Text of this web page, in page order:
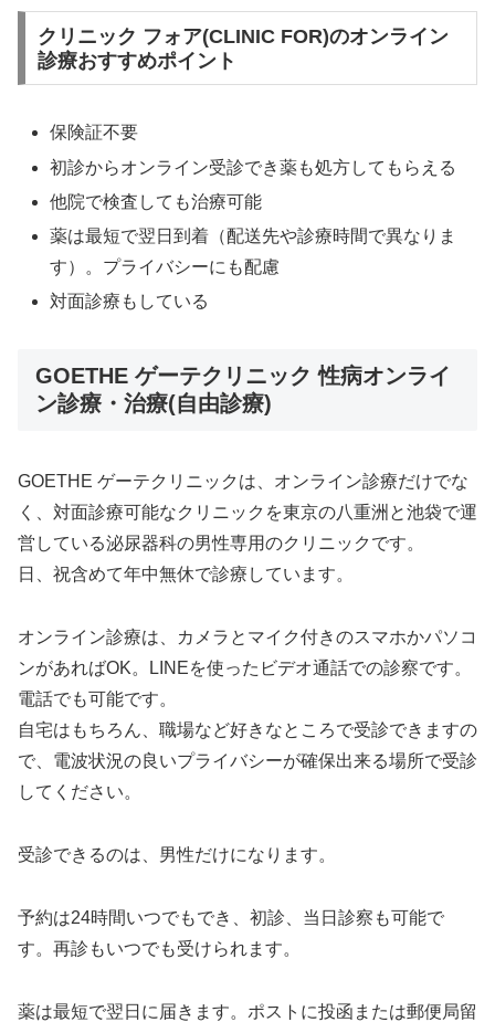
クリニック フォア(CLINIC FOR)のオンライン
診療おすすめポイント
保険証不要
初診からオンライン受診でき薬も処方してもらえる
他院で検査しても治療可能
薬は最短で翌日到着（配送先や診療時間で異なりま
す）。プライバシーにも配慮
対面診療もしている
GOETHE ゲーテクリニック 性病オンライ
ン診療・治療(自由診療)
GOETHE ゲーテクリニックは、オンライン診療だけでな
く、対面診療可能なクリニックを東京の八重洲と池袋で運
営している泌尿器科の男性専用のクリニックです。
日、祝含めて年中無休で診療しています。
オンライン診療は、カメラとマイク付きのスマホかパソコ
ンがあればOK。LINEを使ったビデオ通話での診察です。
電話でも可能です。
自宅はもちろん、職場など好きなところで受診できますの
で、電波状況の良いプライバシーが確保出来る場所で受診
してください。
受診できるのは、男性だけになります。
予約は24時間いつでもでき、初診、当日診察も可能で
す。再診もいつでも受けられます。
薬は最短で翌日に届きます。ポストに投函または郵便局留